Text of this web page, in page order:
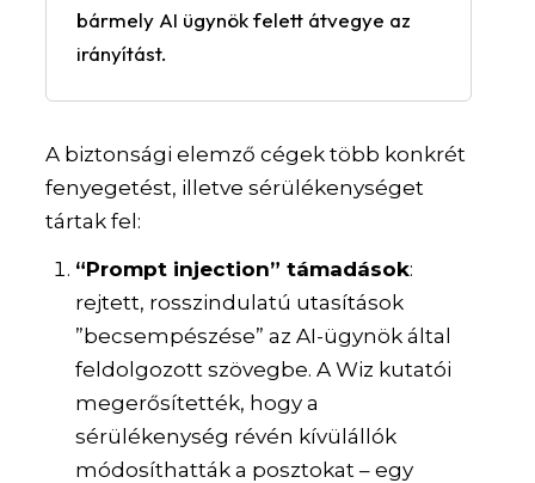
bármely AI ügynök felett átvegye az
irányítást.
A biztonsági elemző cégek több konkrét
fenyegetést, illetve sérülékenységet
tártak fel:
“Prompt injection” támadások:
rejtett, rosszindulatú utasítások
”becsempészése” az AI-ügynök által
feldolgozott szövegbe. A Wiz kutatói
megerősítették, hogy a
sérülékenység révén kívülállók
módosíthatták a posztokat – egy